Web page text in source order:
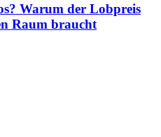
Warum der Lobpreis
Raum braucht